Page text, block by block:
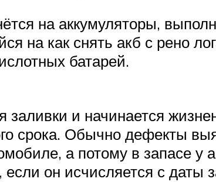
на аккумуляторы,
на как снять акб с рено
батарей.
заливки и начинается
срока. Обычно дефекты
а потому в запасе у
он исчисляется с даты